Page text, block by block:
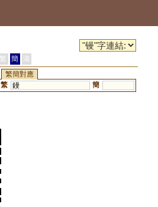
繁 簡
港
繁簡對應
繁 鏝 簡